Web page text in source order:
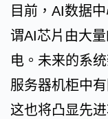
目前，AI数据
谓AI芯片由大
电。未来的系
服务器机柜中
这也将凸显先